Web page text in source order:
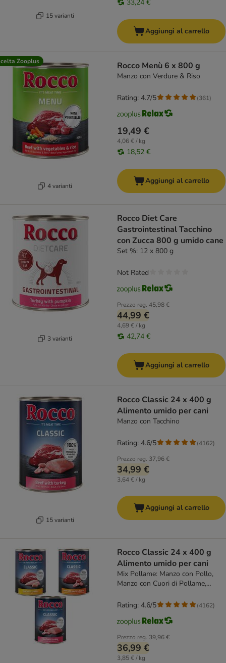
15 varianti
33,24 €
Aggiungi al carrello
Zooplus
4 varianti
Rocco Menù 6 x 800 g
Manzo con Verdure & Riso
19,49 €
4,06 € / kg
18,52 €
Rating: 4.7/5 (361)
Aggiungi al carrello
3 varianti
Rocco Diet Care
Gastrointestinal Tacchino
con Zucca 800 g umido cane
Set %: 12 x 800 g
Prezzo reg. 45,98 €
44,99 €
4,69 € / kg
42,74 €
Not Rated
Aggiungi al carrello
15 varianti
Rocco Classic 24 x 400 g
Alimento umido per cani
Manzo con Tacchino
Prezzo reg. 37,96 €
34,99 €
3,64 € / kg
Rating: 4.6/5 (4162)
Aggiungi al carrello
Rocco Classic 24 x 400 g
Alimento umido per cani
Mix Pollame: Manzo con Pollo,
Manzo con Cuori di Pollame,
Prezzo reg. 39,96 €
36,99 €
3,85 € / kg
Rating: 4.6/5 (4162)